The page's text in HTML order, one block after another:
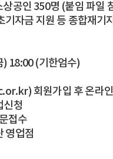
공인 350명 (붙임 파일
기자금 지원 등 종합재기
18:00 (기한엄수)
회원가입 후 온라인
청
접수
영업점